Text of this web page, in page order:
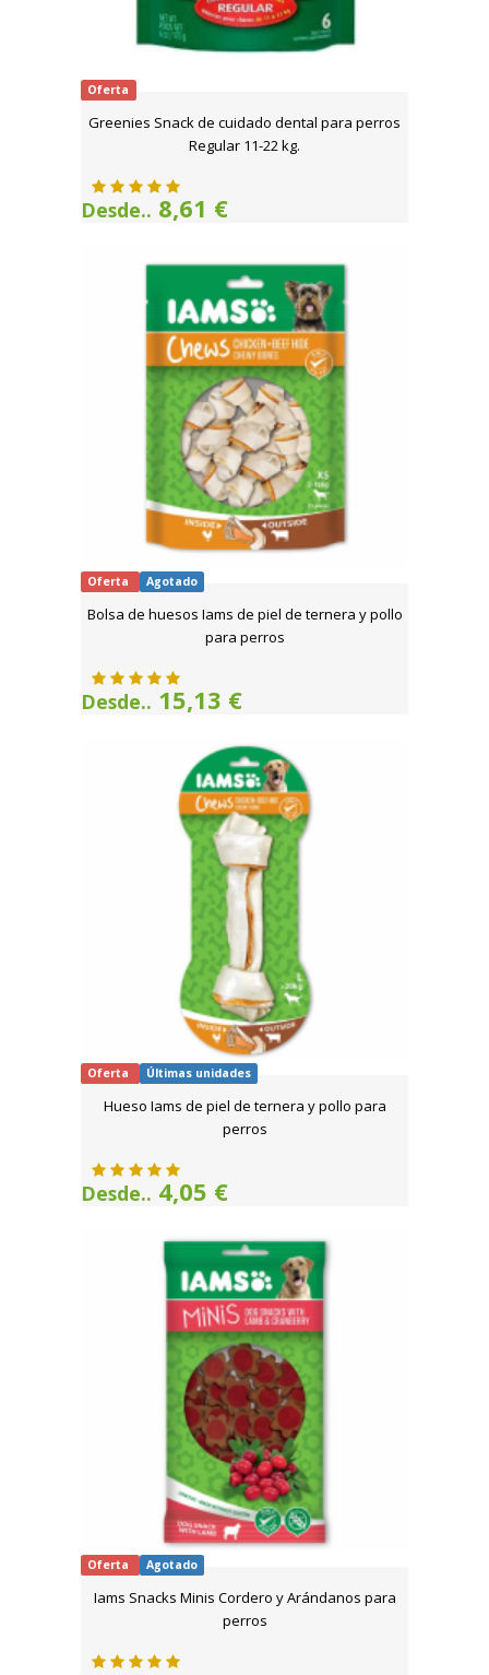
Oferta
Greenies Snack de cuidado dental para perros
Regular 11-22 kg.
Desde.. 8,61 €
Oferta Agotado
Bolsa de huesos Iams de piel de ternera y pollo
para perros
Desde.. 15,13 €
Oferta Últimas unidades
Hueso Iams de piel de ternera y pollo para
perros
Desde.. 4,05 €
Oferta Agotado
Iams Snacks Minis Cordero y Arándanos para
perros